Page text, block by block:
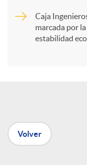
n
Caja
marcada por
estabilidad
Volver